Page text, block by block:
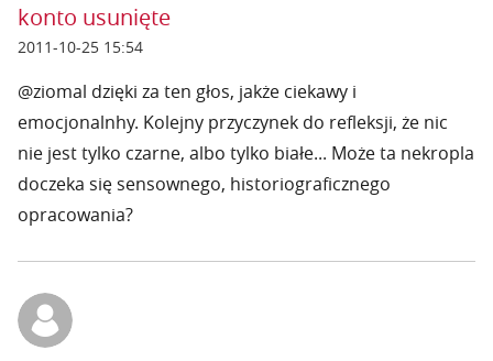
konto usunięte
2011-10-25 15:54
@ziomal dzięki za ten głos, jakże ciekawy i
emocjonalnhy. Kolejny przyczynek do refleksji, że nic
nie jest tylko czarne, albo tylko białe... Może ta nekropla
doczeka się sensownego, historiograficznego
opracowania?